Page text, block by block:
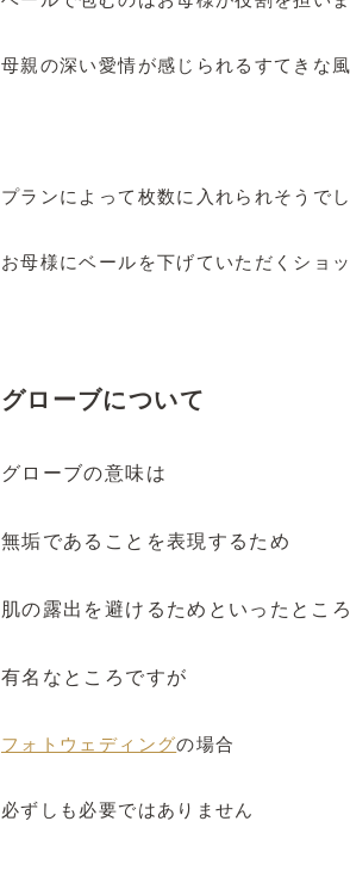
母親の深い愛情が感じられるすてきな
プランによって枚数に入れられそうで
お母様にベールを下げていただくショ
グローブについて
グローブの意味 は
無垢であることを表現するため
肌の露出を避けるためといったとこ
有名なところですが
フォトウェディングの場合
必ずしも必要ではありません